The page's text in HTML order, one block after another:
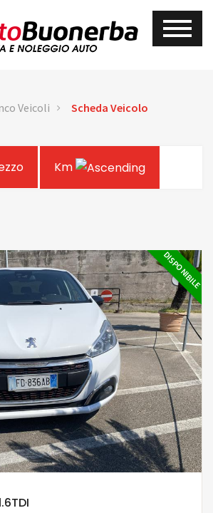
Veicoli Scheda Veicolo
Km
DISPONIBILE